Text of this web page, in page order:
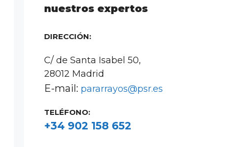
nuestros expertos
DIRECCIÓN:
C/ de Santa Isabel 50,
28012 Madrid
E-mail: pararrayos@psr.es
TELÉFONO:
+34 902 158 652